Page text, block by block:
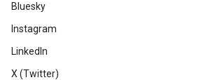
Bluesky
Instagram
LinkedIn
X (Twitter)